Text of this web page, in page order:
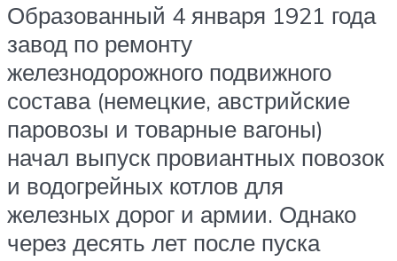
Образованный 4 января 1921 года
завод по ремонту
железнодорожного подвижного
состава (немецкие, австрийские
паровозы и товарные вагоны)
начал выпуск провиантных повозок
и водогрейных котлов для
железных дорог и армии. Однако
через десять лет после пуска